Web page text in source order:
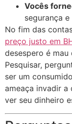
Vocês
segurança
No fim das
preço justo em
desespero é
Pesquisar,
ser um
ameaça invadir a
ver seu dinheiro